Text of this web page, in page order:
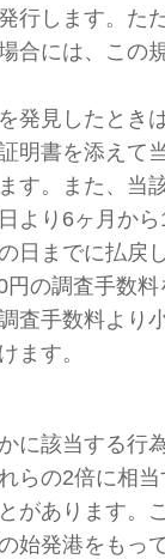
行します。た
合には、この
発見したとき
明書を添えて
す。また、当
より6ヶ月か
日までに払戻
の調査手数
査手数料より
ます。
に該当する行
らの2倍に相
があります。
始発港をもっ